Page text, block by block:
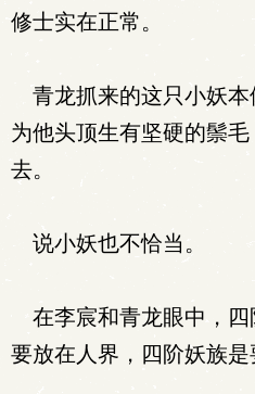
修士实在正常。
青龙抓来的这只小妖本
为他头顶生有坚硬的鬃
去。
说小妖也不恰当。
在李宸和青龙眼中，四
要放在人界，四阶妖族是